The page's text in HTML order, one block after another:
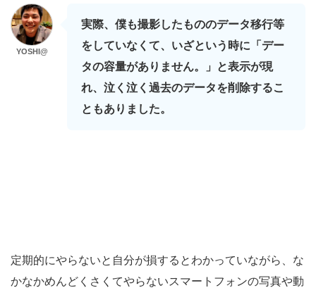
YOSHI@
実際、僕も撮影したもののデータ移行等
をしていなくて、いざという時に「デー
タの容量がありません。」と表示が現
れ、泣く泣く過去のデータを削除するこ
ともありました。
定期的にやらないと自分が損するとわかっていながら、な
かなかめんどくさくてやらないスマートフォンの写真や動